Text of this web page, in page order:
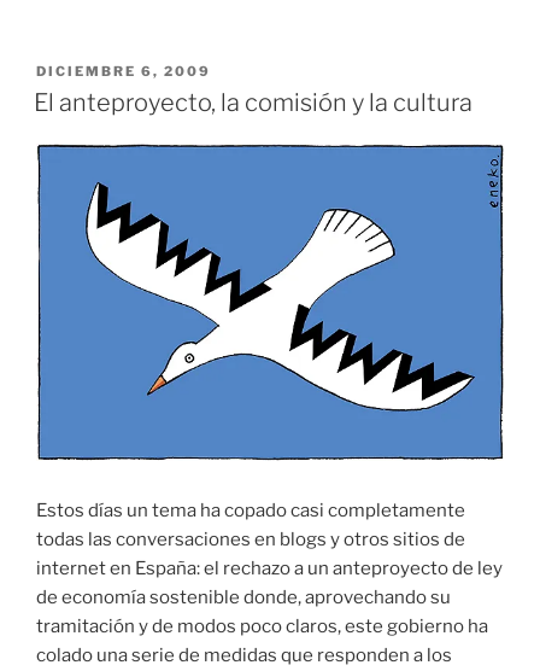
PUBLICADO
EL
DICIEMBRE 6, 2009
El anteproyecto, la comisión y la cultura
Estos días un tema ha copado casi completamente
todas las conversaciones en blogs y otros sitios de
internet en España: el rechazo a un anteproyecto de ley
de economía sostenible donde, aprovechando su
tramitación y de modos poco claros, este gobierno ha
colado una serie de medidas que responden a los